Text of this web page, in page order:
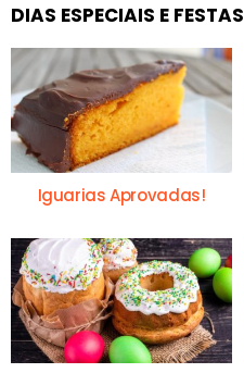
DIAS ESPECIAIS E FESTAS
Iguarias Aprovadas!